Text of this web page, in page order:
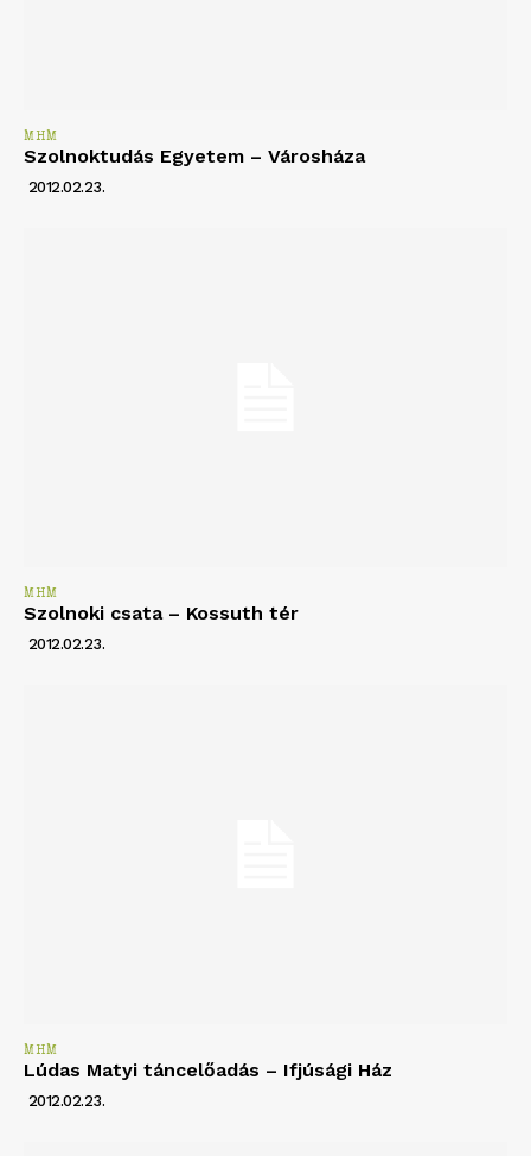
MHM
Szolnoktudás Egyetem – Városháza
2012.02.23.
MHM
Szolnoki csata – Kossuth tér
2012.02.23.
MHM
Lúdas Matyi táncelőadás – Ifjúsági Ház
2012.02.23.